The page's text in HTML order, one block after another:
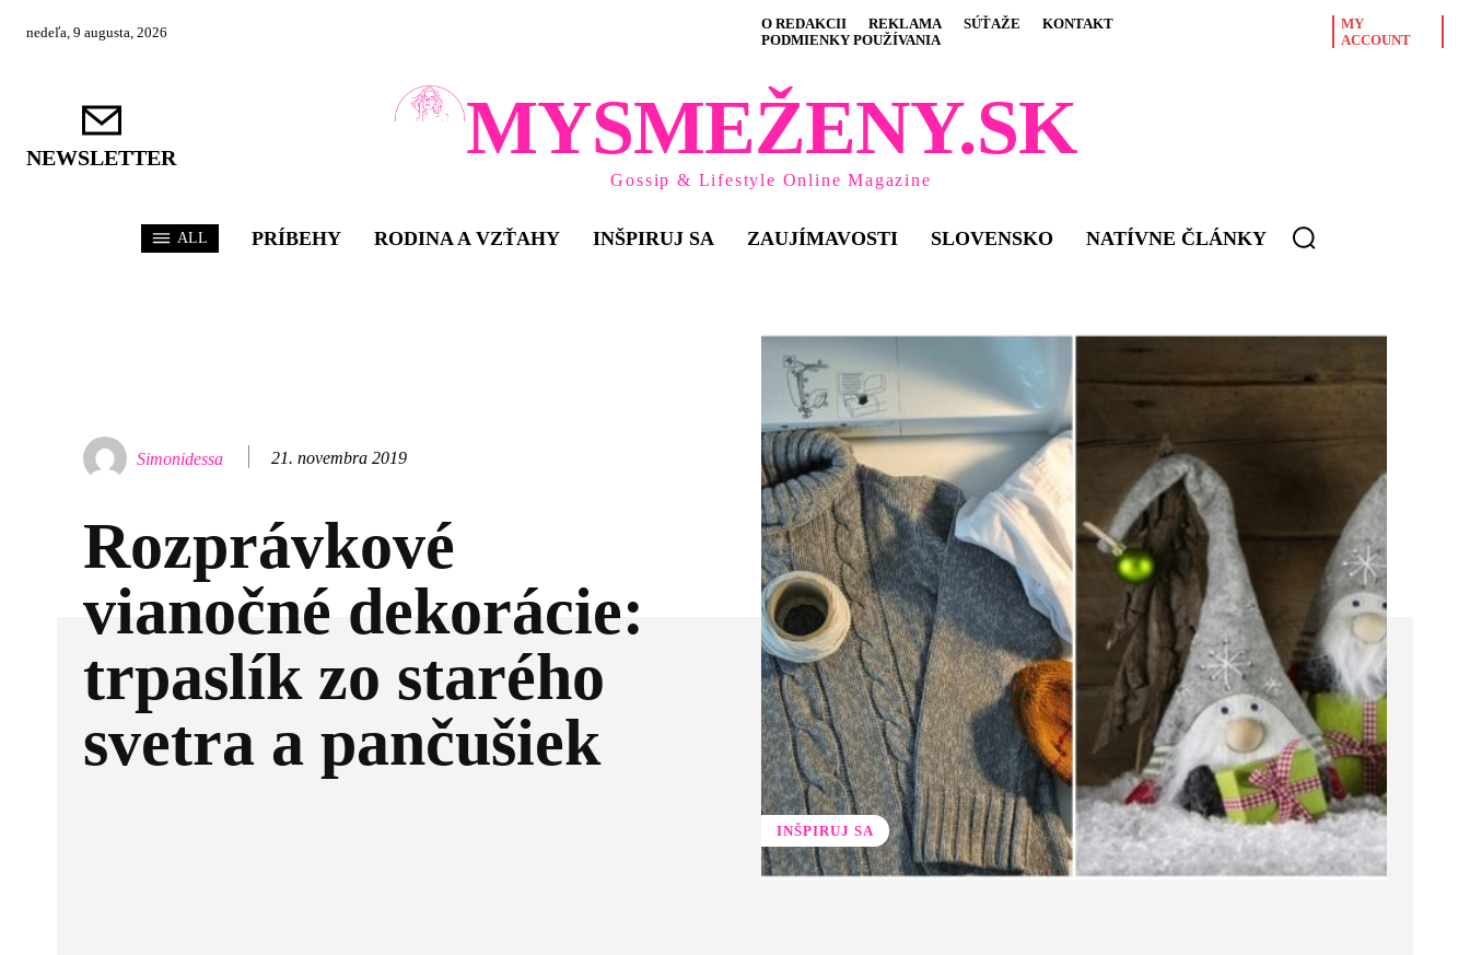
nedeľa, 9 augusta, 2026 O REDAKCII REKLAMA SÚŤAŽE
KONTAKT
PODMIENKY POUŽÍVANIA
MY
ACCOUNT
NEWSLETTER MYSMEŽENY.SK
Gossip & Lifestyle Online Magazine
ALL PRÍBEHY RODINA A VZŤAHY INŠPIRUJ SA ZAUJÍMAVOSTI SLOVENSKO NATÍVNE ČLÁNKY
Simonidessa 21. novembra 2019
Rozprávkové
vianočné dekorácie:
trpaslík zo starého
svetra a pančušiek
INŠPIRUJ SA